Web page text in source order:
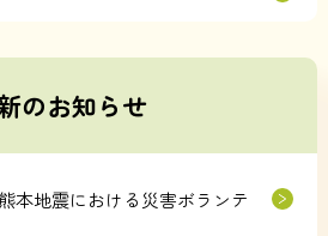
のお知らせ
本地震における災害ボランテ